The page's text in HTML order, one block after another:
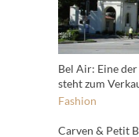
Bel Air: Eine
steht zum
Fashion
Carven & Petit